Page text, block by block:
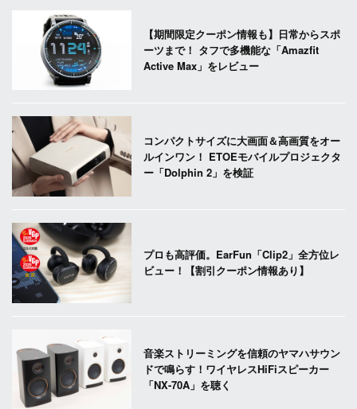
【期間限定クーポン情報も】日常からスポ
ーツまで！ タフで多機能な「Amazfit
Active Max」をレビュー
コンパクトサイズに大画面＆高画質をオー
ルインワン！ ETOEモバイルプロジェクタ
ー「Dolphin 2」を検証
プロも高評価。EarFun「Clip2」全方位レ
ビュー！【割引クーポン情報あり】
音楽ストリーミングを信頼のヤマハサウン
ドで鳴らす！ワイヤレスHiFiスピーカー
「NX-70A」を聴く